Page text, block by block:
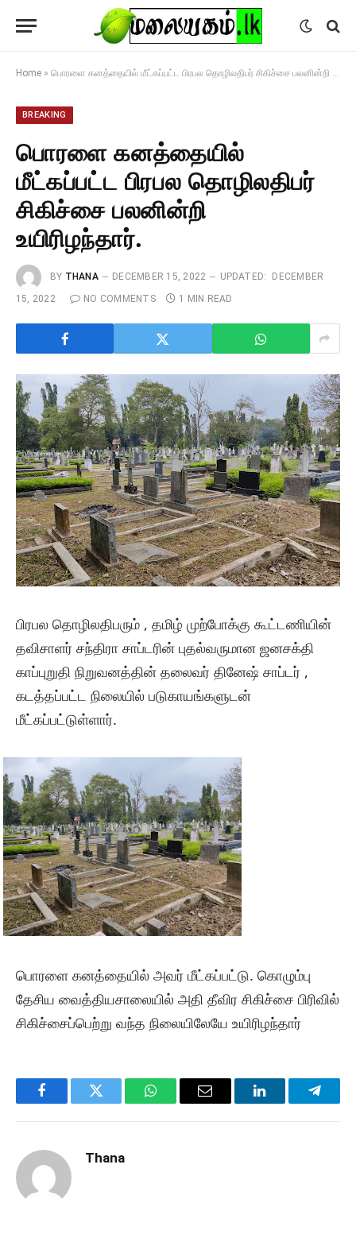
Home » பொரளை கனத்தையில் மீட்கப்பட்ட பிரபல தொழிலதிபர் சிகிச்சை பலனின்றி உயிரிழந்தார்.
BREAKING
பொரளை கனத்தையில்
மீட்கப்பட்ட பிரபல தொழிலதிபர்
சிகிச்சை பலனின்றி
உயிரிழந்தார்.
BY THANA DECEMBER 15, 2022 UPDATED:
DECEMBER
15, 2022
NO COMMENTS 1 MIN READ
பிரபல தொழிலதிபரும் , தமிழ் முற்போக்கு கூட்டணியின்
தவிசாளர் சந்திரா சாப்டரின் புதல்வருமான ஜனசக்தி
காப்புறுதி நிறுவனத்தின் தலைவர் தினேஷ் சாப்டர் ,
கடத்தப்பட்ட நிலையில் படுகாயங்களுடன்
மீட்கப்பட்டுள்ளார்.
பொரளை கனத்தையில் அவர் மீட்கப்பட்டு. கொழும்பு
தேசிய வைத்தியசாலையில் அதி தீவிர சிகிச்சை பிரிவில்
சிகிச்சைப்பெற்று வந்த நிலையிலேயே உயிரிழந்தார்
FacebookTwitter WhatsAppEmail LinkedIn
Thana